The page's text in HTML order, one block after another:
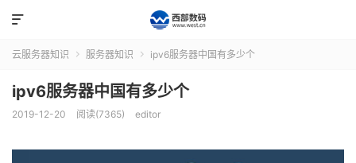

云服务器知识  服务器知识  ipv6服务器中国有多少个
ipv6服务器中国有多少个
2019-12-20 阅读(7365) editor